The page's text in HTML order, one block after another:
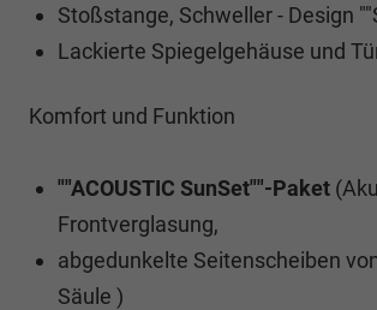
Stoßstange, Schweller - Design
Lackierte Spiegelgehäuse und
Komfort und Funktion
""ACOUSTIC SunSet""-Paket
Frontverglasung,
abgedunkelte Seitenscheiben
Säule )